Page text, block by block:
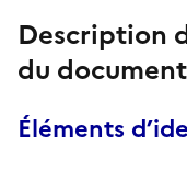
Description
du
Éléments